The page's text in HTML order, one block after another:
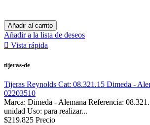
Añadir al carrito
Añadir a la lista de deseos
 Vista rápida
tijeras-de
Tijeras Reynolds Cat: 08.321.15 Dimeda -
02203510
Marca: Dimeda - Alemana Referencia:
unidad Uso: para realizar...
$219.825 Precio